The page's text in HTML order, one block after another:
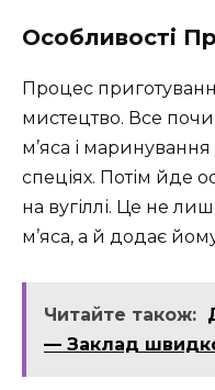
Особливості
Процес
мистецтво. Все
м’яса і
спеціях. Потім йде
на вугіллі. Це не
м’яса, а й додає
Читайте також:
— Заклад